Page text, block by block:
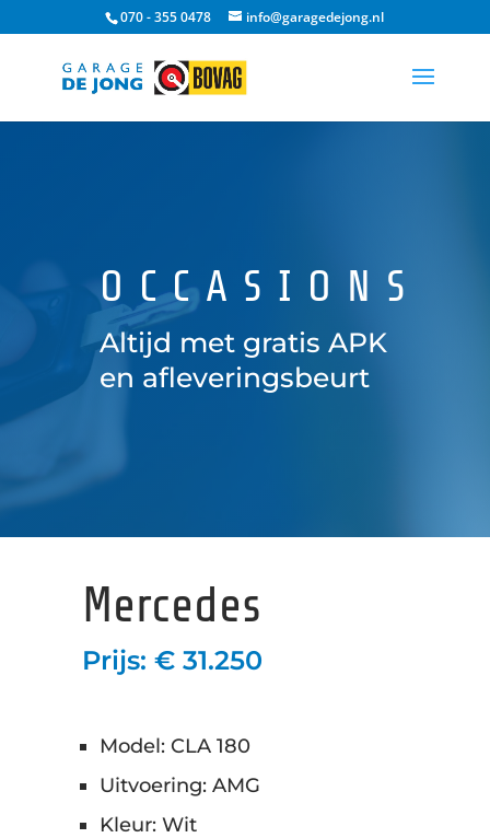
070 - 355 0478 info@garagedejong.nl
OCCASIONS
Altijd met gratis APK
en afleveringsbeurt
Mercedes
Prijs: € 31.250
Model: CLA 180
Uitvoering: AMG
Kleur: Wit